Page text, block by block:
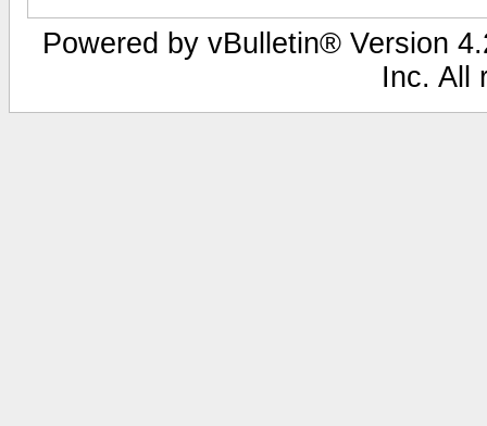
Powered by vBulletin® Version
Inc. All